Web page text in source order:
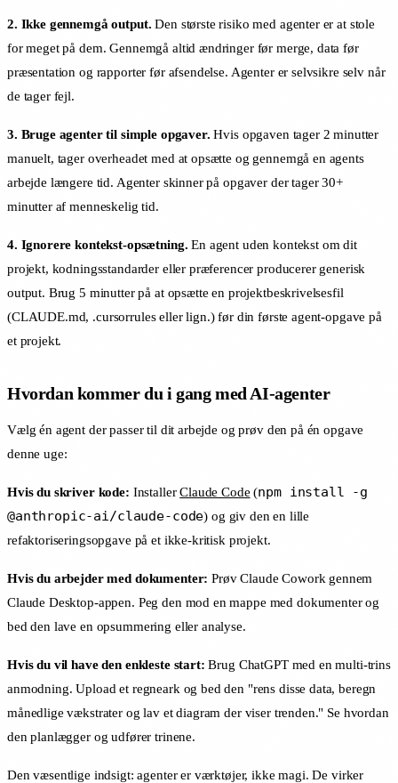
2. Ikke gennemgå output. Den største risiko med agenter er at stole
for meget på dem. Gennemgå altid ændringer før merge, data før
præsentation og rapporter før afsendelse. Agenter er selvsikre selv når
de tager fejl.
3. Bruge agenter til simple opgaver. Hvis opgaven tager 2 minutter
manuelt, tager overheadet med at opsætte og gennemgå en agents
arbejde længere tid. Agenter skinner på opgaver der tager 30+
minutter af menneskelig tid.
4. Ignorere kontekst-opsætning. En agent uden kontekst om dit
projekt, kodningsstandarder eller præferencer producerer generisk
output. Brug 5 minutter på at opsætte en projektbeskrivelsesfil
(CLAUDE.md, .cursorrules eller lign.) før din første agent-opgave på
et projekt.
Hvordan kommer du i gang med AI-agenter
Vælg én agent der passer til dit arbejde og prøv den på én opgave
denne uge:
Hvis du skriver kode: InstallerClaude Code (npm install -g
@anthropic-ai/claude-code) og giv den en lille
refaktoriseringsopgave på et ikke-kritisk projekt.
Hvis du arbejder med dokumenter: Prøv Claude Cowork gennem
Claude Desktop-appen. Peg den mod en mappe med dokumenter og
bed den lave en opsummering eller analyse.
Hvis du vil have den enkleste start: Brug ChatGPT med en multi-trins
anmodning. Upload et regneark og bed den "rens disse data, beregn
månedlige vækstrater og lav et diagram der viser trenden." Se hvordan
den planlægger og udfører trinene.
Den væsentlige indsigt: agenter er værktøjer, ikke magi. De virker